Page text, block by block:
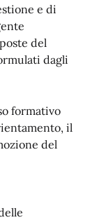
e di
del
dagli
formativo
il
del